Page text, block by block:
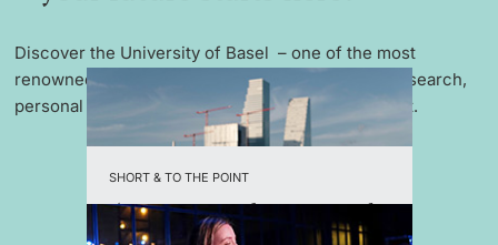
Discover the University of Basel – one of the most
renowned universities in Europe with excellent research,
personal support and an international environment.
SHORT & TO THE POINT
5 reasons to choose Basel